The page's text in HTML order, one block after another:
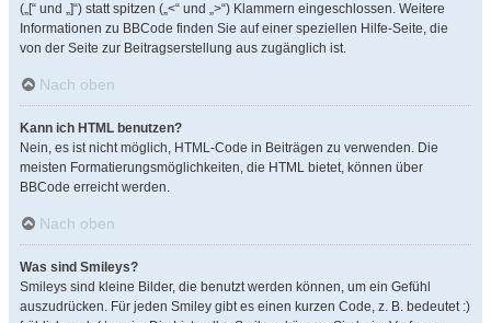
(„[“ und „]“) statt spitzen („<“ und „>“) Klammern eingeschlossen. Weitere
Informationen zu BBCode finden Sie auf einer speziellen Hilfe-Seite, die
von der Seite zur Beitragserstellung aus zugänglich ist.
Nach oben
Kann ich HTML benutzen?
Nein, es ist nicht möglich, HTML-Code in Beiträgen zu verwenden. Die
meisten Formatierungsmöglichkeiten, die HTML bietet, können über
BBCode erreicht werden.
Nach oben
Was sind Smileys?
Smileys sind kleine Bilder, die benutzt werden können, um ein Gefühl
auszudrücken. Für jeden Smiley gibt es einen kurzen Code, z. B. bedeutet :)